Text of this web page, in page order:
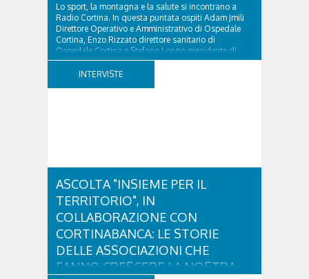
Lo sport, la montagna e la salute si incontrano a
Radio Cortina. In questa puntata ospiti Adam Jmili
Direttore Operativo e Amministrativo di Ospedale
Cortina, Enzo Rizzato direttore sanitario di
Ospedale Cortina e Stefano Longo presidente di
Fondazione Cortina. GVM Care & Research –...
INTERVISTE
ASCOLTA "INSIEME PER IL
TERRITORIO", IN
COLLABORAZIONE CON
CORTINABANCA: LE STORIE
DELLE ASSOCIAZIONI CHE
FANNO CRESCERE LA NOSTRA